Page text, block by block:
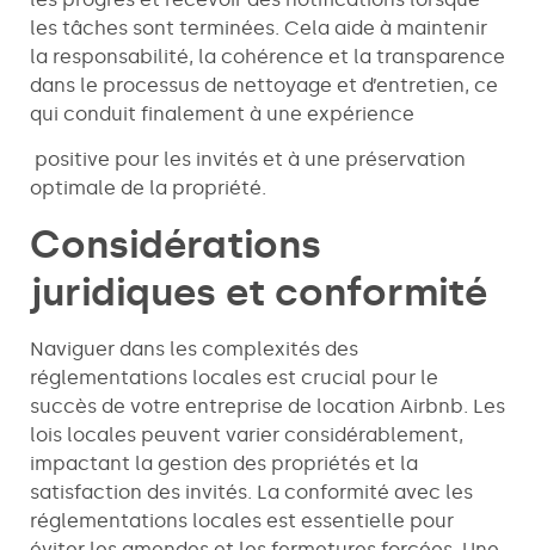
les tâches sont terminées. Cela aide à maintenir
la responsabilité, la cohérence et la transparence
dans le processus de nettoyage et d’entretien, ce
qui conduit finalement à une expérience
positive pour les invités et à une préservation
optimale de la propriété.
Considérations
juridiques et conformité
Naviguer dans les complexités des
réglementations locales est crucial pour le
succès de votre entreprise de location Airbnb. Les
lois locales peuvent varier considérablement,
impactant la gestion des propriétés et la
satisfaction des invités. La conformité avec les
réglementations locales est essentielle pour